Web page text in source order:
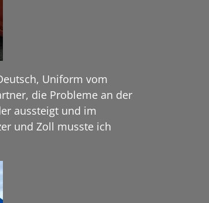
Uniform vom
die Probleme an der
aussteigt und im
und Zoll musste ich